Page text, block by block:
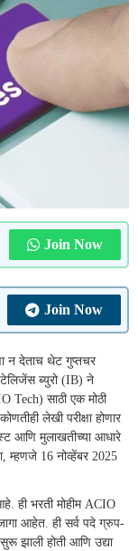
Join Now
Join Now
न देताच थेट गुप्तचर
ब्युरो (IB) ने
साठी एक मोठी
लेखी परीक्षा होणार
आणि मुलाखतीच्या आधारे
म्हणजे 16 नोव्हेंबर 2025
ही भरती मोहीम ACIO
आहेत. ही सर्व पदे ग्रुप-
झाली होती आणि उद्या